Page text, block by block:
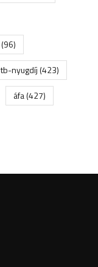
(96)
tb-nyugdíj(423)
áfa(427)